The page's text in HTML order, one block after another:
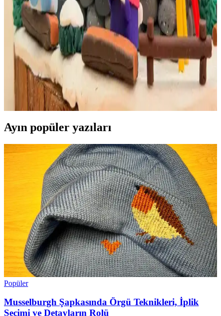
Saçın doğal düşüşü ve renk geçişlerinden ilham alan polimer kil
vazo, detaylı kıvrımlar ve bilinçli hizalanmayan renklerle özgünlük
kazanıyor. Üretim sürecinde ekstruder ve fırınlama teknikleri
kullanıldı.
Tiny Cat Village: Yeti'nin Ahşap Kulübesi ve
Minyatür Polimer Kil Sanatının Detayları
Tiny Cat Village serisi, Yeti'nin rustik ahşap kulübesi ve minyatür
polimer kil figürleriyle detaylı ve gerçekçi sahneler sunuyor. Sanatçı,
tasarımda özgünlük ve sıcak atmosfer yaratıyor.
Ayın popüler yazıları
Popüler
Musselburgh Şapkasında Örgü Teknikleri, İplik
Seçimi ve Detayların Rolü